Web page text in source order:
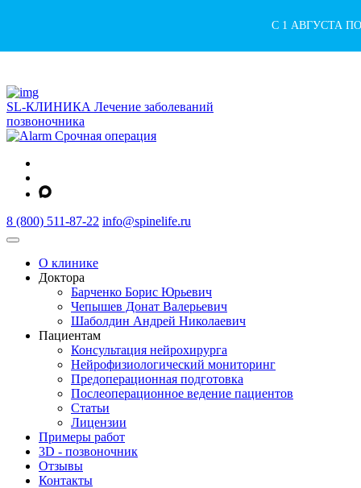
С 1 АВГУСТА
SL-КЛИНИКА Лечение заболеваний
позвоночника
Срочная операция
8 (800) 511-87-22 info@spinelife.ru
О клинике
Доктора
Барченко Борис Юрьевич
Чепышев Донат Валерьевич
Шаболдин Андрей Николаевич
Пациентам
Консультация нейрохирурга
Нейрофизиологический мониторинг
Предоперационная подготовка
Послеоперационное ведение пациентов
Статьи
Лицензии
Примеры работ
3D - позвоночник
Отзывы
Контакты